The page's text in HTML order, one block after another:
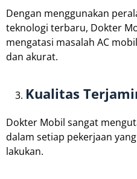
Dengan menggunakan
teknologi terbaru, Dokter
mengatasi masalah AC
dan akurat.
Kualitas
Dokter Mobil sangat
dalam setiap pekerjaan
lakukan.